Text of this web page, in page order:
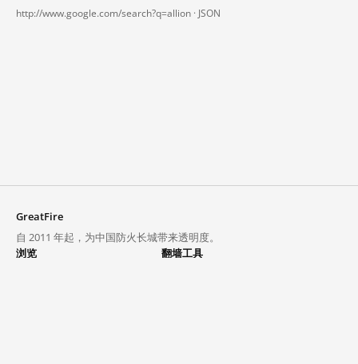
http://www.google.com/search?q=allion · JSON
GreatFire
自 2011 年起，为中国防火长城带来透明度。
浏览
翻墙工具